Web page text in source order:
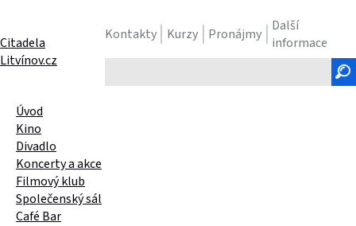
Kontakty Kurzy Pronájmy
Další
informace
text
Citadela
Litvínov.cz
Úvod
Kino
Divadlo
Koncerty a akce
Filmový klub
Společenský sál
Café Bar